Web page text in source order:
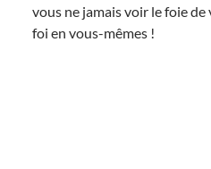
vous ne jamais voir le foie
foi en vous-mêmes !